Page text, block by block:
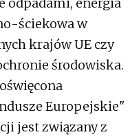
ściekowa w
krajów UE czy
środowiska.
Europejskie"
jest związany z